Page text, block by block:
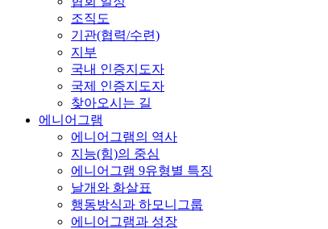
조직도
기관(협력/수련)
지부
국내 인증지도자
국제 인증지도자
찾아오시는 길
에니어그램
에니어그램의 역사
지능(힘)의 중심
에니어그램 9유형별 특징
날개와 화살표
행동방식과 하모니그룹
에니어그램과 성장